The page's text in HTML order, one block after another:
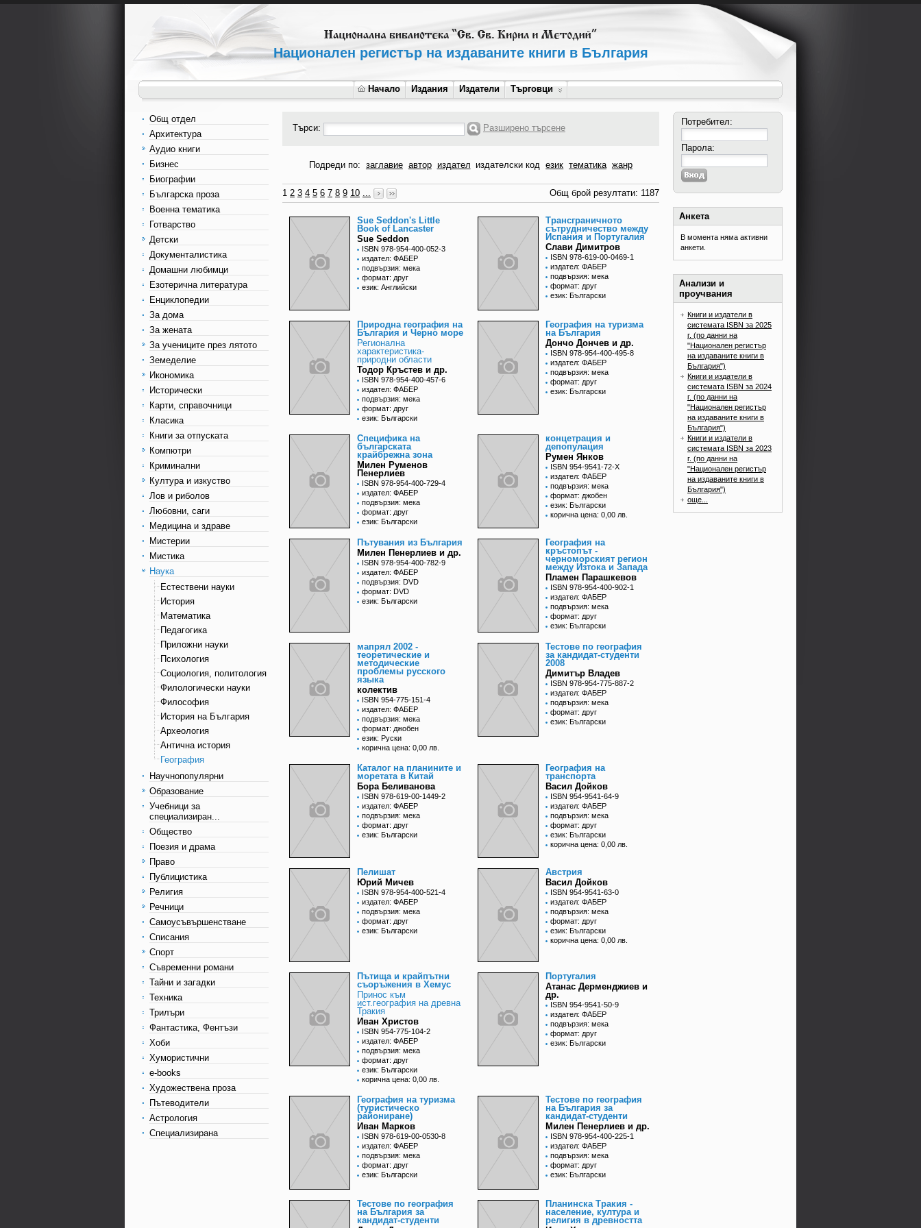
Национален регистър на издаваните книги в България
Начало Издания Издатели Търговци
Общ отдел
Архитектура
Аудио книги
Бизнес
Биографии
Българска проза
Военна тематика
Готварство
Детски
Документалистика
Домашни любимци
Езотерична литература
Енциклопедии
За дома
За жената
За учениците през лятото
Земеделие
Икономика
Исторически
Карти, справочници
Класика
Книги за отпуската
Компютри
Криминални
Култура и изкуство
Лов и риболов
Любовни, саги
Медицина и здраве
Мистерии
Мистика
Наука
Естествени науки
История
Математика
Педагогика
Приложни науки
Психология
Социология, политология
Филологически науки
Философия
История на България
Археология
Антична история
География
Научнопопулярни
Образование
Учебници за
специализиран...
Общество
Поезия и драма
Право
Публицистика
Религия
Речници
Самоусъвършенстване
Списания
Спорт
Съвременни романи
Тайни и загадки
Техника
Трилъри
Фантастика, Фентъзи
Хоби
Хумористични
e-books
Художествена проза
Пътеводители
Астрология
Специализирана
Търси: Разширено търсене
Подреди по: заглавие автор издател издателски код език тематика жанр
1 2 3 4 5 6 7 8 9 10 ... Общ брой резултати: 1187
Sue Seddon's Little
Book of Lancaster
Sue Seddon
ISBN 978-954-400-052-3
издател: ФАБЕР
подвързия: мека
формат: друг
език: Английски
Трансграничното
сътрудничество между
Испания и Португалия
Слави Димитров
ISBN 978-619-00-0469-1
издател: ФАБЕР
подвързия: мека
формат: друг
език: Български
Природна география на
България и Черно море
Регионална
характеристика-
природни области
Тодор Кръстев и др.
ISBN 978-954-400-457-6
издател: ФАБЕР
подвързия: мека
формат: друг
език: Български
География на туризма
на България
Дончо Дончев и др.
ISBN 978-954-400-495-8
издател: ФАБЕР
подвързия: мека
формат: друг
език: Български
Специфика на
българската
крайбрежна зона
Милен Руменов
Пенерлиев
ISBN 978-954-400-729-4
издател: ФАБЕР
подвързия: мека
формат: друг
език: Български
концетрация и
депопулация
Румен Янков
ISBN 954-9541-72-X
издател: ФАБЕР
подвързия: мека
формат: джобен
език: Български
корична цена: 0,00 лв.
Пътувания из България
Милен Пенерлиев и др.
ISBN 978-954-400-782-9
издател: ФАБЕР
подвързия: DVD
формат: DVD
език: Български
География на
кръстопът -
черноморският регион
между Изтока и Запада
Пламен Парашкевов
ISBN 978-954-400-902-1
издател: ФАБЕР
подвързия: мека
формат: друг
език: Български
мапрял 2002 -
теоретические и
методические
проблемы русского
языка
колектив
ISBN 954-775-151-4
издател: ФАБЕР
подвързия: мека
формат: джобен
език: Руски
корична цена: 0,00 лв.
Тестове по география
за кандидат-студенти
2008
Димитър Владев
ISBN 978-954-775-887-2
издател: ФАБЕР
подвързия: мека
формат: друг
език: Български
Каталог на планините и
моретата в Китай
Бора Беливанова
ISBN 978-619-00-1449-2
издател: ФАБЕР
подвързия: мека
формат: друг
език: Български
География на
транспорта
Васил Дойков
ISBN 954-9541-64-9
издател: ФАБЕР
подвързия: мека
формат: друг
език: Български
корична цена: 0,00 лв.
Пелишат
Юрий Мичев
ISBN 978-954-400-521-4
издател: ФАБЕР
подвързия: мека
формат: друг
език: Български
Австрия
Васил Дойков
ISBN 954-9541-63-0
издател: ФАБЕР
подвързия: мека
формат: друг
език: Български
корична цена: 0,00 лв.
Пътища и крайпътни
съоръжения в Хемус
Принос към
ист.география на древна
Тракия
Иван Христов
ISBN 954-775-104-2
издател: ФАБЕР
подвързия: мека
формат: друг
език: Български
корична цена: 0,00 лв.
Португалия
Атанас Дерменджиев и
др.
ISBN 954-9541-50-9
издател: ФАБЕР
подвързия: мека
формат: друг
език: Български
География на туризма
(туристическо
райониране)
Иван Марков
ISBN 978-619-00-0530-8
издател: ФАБЕР
подвързия: мека
формат: друг
език: Български
Тестове по география
на България за
кандидат-студенти
Милен Пенерлиев и др.
ISBN 978-954-400-225-1
издател: ФАБЕР
подвързия: мека
формат: друг
език: Български
Тестове по география
на България за
кандидат-студенти
Планинска Тракия -
население, култура и
религия в древността
Потребител:
Парола:
Анкета
В момента няма активни
анкети.
Анализи и
проучвания
Книги и издатели в
системата ISBN за 2025
г. (по данни на
"Национален регистър
на издаваните книги в
България")
Книги и издатели в
системата ISBN за 2024
г. (по данни на
"Национален регистър
на издаваните книги в
България")
Книги и издатели в
системата ISBN за 2023
г. (по данни на
"Национален регистър
на издаваните книги в
България")
още...